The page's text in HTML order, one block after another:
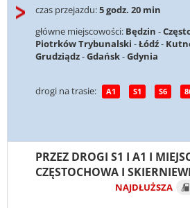
czas przejazdu:5 godz. 20 min
główne miejscowości: Będzin -
Piotrków Trybunalski -Łódź-
Grudziądz-Gdańsk-Gdynia
drogi na trasie: A1 S1 S6
PRZEZ DROGI S1 I A1 I
CZĘSTOCHOWA I
NAJDŁUŻSZA